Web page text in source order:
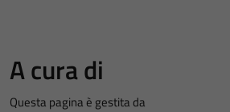
A cura di
Questa pagina è gestita da